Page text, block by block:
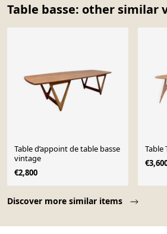
Table basse: other similar
Discover more similar items
Table d’appoint de table basse
vintage
€2,800
Table